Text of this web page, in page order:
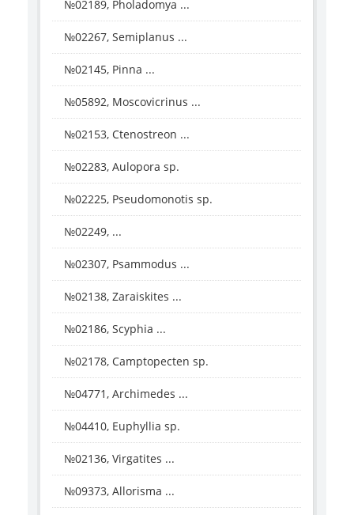
№02189, Pholadomya ...
№02267, Semiplanus ...
№02145, Pinna ...
№05892, Moscovicrinus ...
№02153, Ctenostreon ...
№02283, Aulopora sp.
№02225, Pseudomonotis sp.
№02249, ...
№02307, Psammodus ...
№02138, Zaraiskites ...
№02186, Scyphia ...
№02178, Camptopecten sp.
№04771, Archimedes ...
№04410, Euphyllia sp.
№02136, Virgatites ...
№09373, Allorisma ...